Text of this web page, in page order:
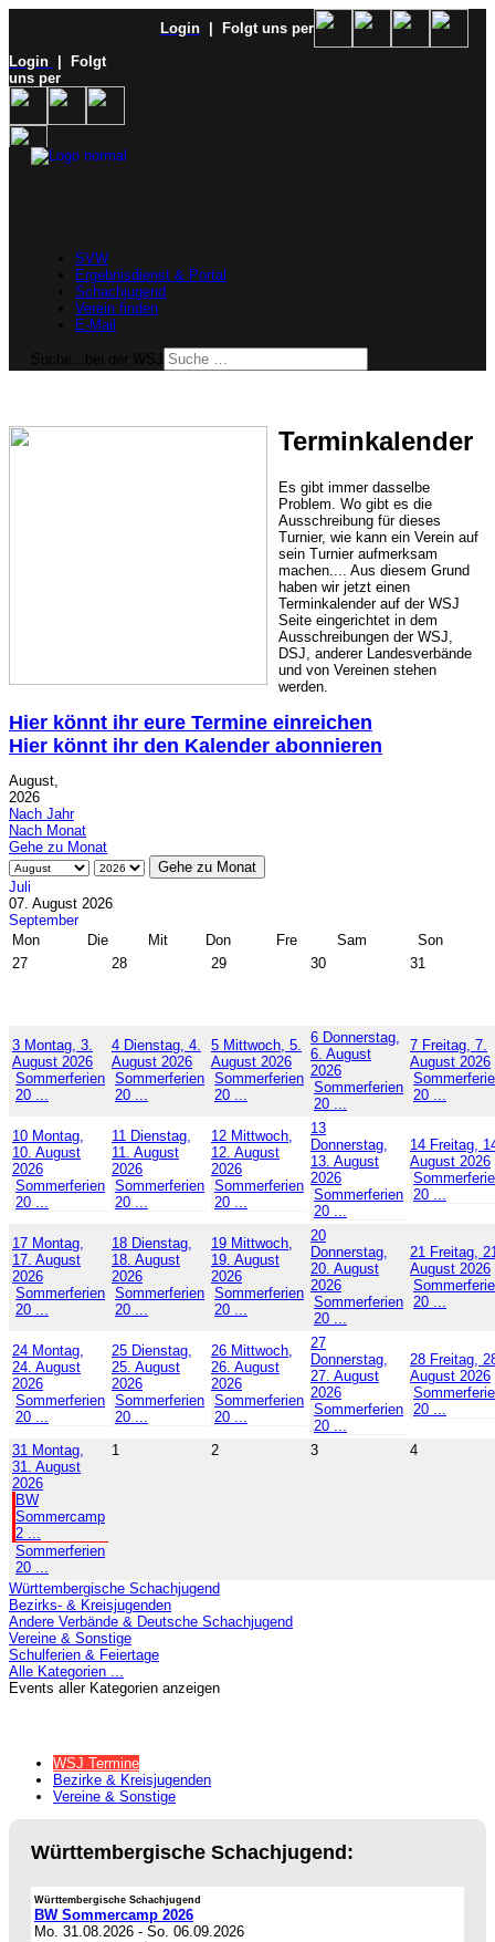
Login
| Folgt uns per
Login
| Folgt
uns per
SVW
Ergebnisdienst & Portal
Schachjugend
Verein finden
E-Mail
Terminkalender
Es gibt immer dasselbe
Problem. Wo gibt es die
Ausschreibung für dieses
Turnier, wie kann ein Verein auf
sein Turnier aufmerksam
machen.... Aus diesem Grund
haben wir jetzt einen
Terminkalender auf der WSJ
Seite eingerichtet in dem
Ausschreibungen der WSJ,
DSJ, anderer Landesverbände
und von Vereinen stehen
werden.
Hier könnt ihr eure Termine einreichen
Hier könnt ihr den Kalender abonnieren
August,
2026
Nach Jahr
Nach Monat
Gehe zu Monat
Gehe zu Monat
Juli
07. August 2026
September
Mon
Die Mit Don Fre Sam
Son
27
28 29 30 31
3 Montag, 3.
August 2026
Sommerferien
20 ...
4 Dienstag, 4.
August 2026
Sommerferien
20 ...
5 Mittwoch, 5.
August 2026
Sommerferien
20 ...
6 Donnerstag,
6. August
2026
Sommerferien
20 ...
7 Freitag, 7.
August 2026
20 ...
10 Montag,
10. August
2026
Sommerferien
20 ...
11 Dienstag,
11. August
2026
Sommerferien
20 ...
12 Mittwoch,
12. August
2026
Sommerferien
20 ...
13
Donnerstag,
13. August
2026
Sommerferien
20 ...
14 Freitag,
August 2026
20 ...
17 Montag,
17. August
2026
Sommerferien
20 ...
18 Dienstag,
18. August
2026
Sommerferien
20 ...
19 Mittwoch,
19. August
2026
Sommerferien
20 ...
20
Donnerstag,
20. August
2026
Sommerferien
20 ...
21 Freitag,
August 2026
20 ...
24 Montag,
24. August
2026
Sommerferien
20 ...
25 Dienstag,
25. August
2026
Sommerferien
20 ...
26 Mittwoch,
26. August
2026
Sommerferien
20 ...
27
Donnerstag,
27. August
2026
Sommerferien
20 ...
28 Freitag,
August 2026
20 ...
31 Montag,
31. August
2026
BW
Sommercamp
2 ...
Sommerferien
20 ...
1 2 3 4
Württembergische Schachjugend
Bezirks- & Kreisjugenden
Andere Verbände & Deutsche Schachjugend
Vereine & Sonstige
Schulferien & Feiertage
Alle Kategorien ...
Events aller Kategorien anzeigen
WSJ Termine
Bezirke & Kreisjugenden
Vereine & Sonstige
Württembergische Schachjugend:
Württembergische Schachjugend
BW Sommercamp 2026
Mo. 31.08.2026 - So. 06.09.2026